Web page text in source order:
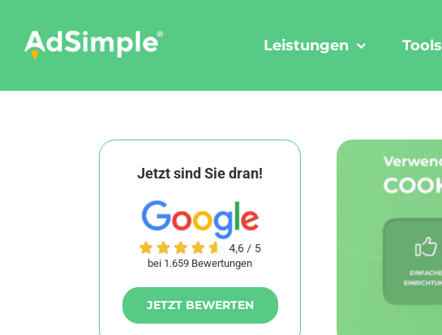
content
Leistungen Tools
Jetzt sind Sie dran!
bei 1.659 Bewertungen
JETZT BEWERTEN